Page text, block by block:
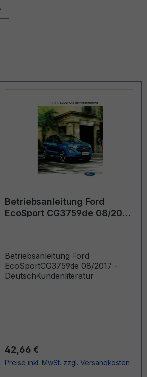
Betriebsanleitung Ford
EcoSport CG3759de 08/2017
Betriebsanleitung Ford
EcoSportCG3759de 08/2017 -
DeutschKundenliteratur
Regulärer Preis:
42,66 €
Preise inkl. MwSt. zzgl. Versandkosten